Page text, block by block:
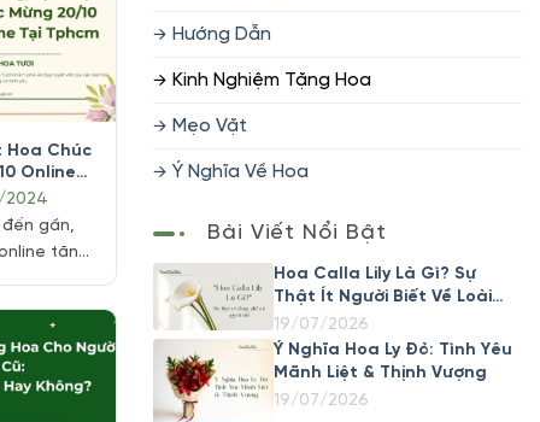
Hoa Chúc
Online
2024
gần,
tăng
đảo,
Vậy làm
an toàn
tật mang”
20
Hướng Dẫn
Kinh Nghiệm Tặng Hoa
Mẹo Vặt
Ý Nghĩa Về Hoa
Bài Viết Nổi Bật
Hoa Calla Lily Là Gì? Sự
Thật Ít Người Biết Về Loài
Hoa Đẹp Này
19/07/2026
Ý Nghĩa Hoa Ly Đỏ: Tình Yêu
Mãnh Liệt & Thịnh Vượng
19/07/2026